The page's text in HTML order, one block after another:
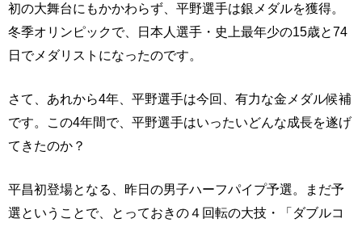
初の大舞台にもかかわらず、平野選手は銀メダルを獲得。
冬季オリンピックで、日本人選手・史上最年少の15歳と74
日でメダリストになったのです。
さて、あれから4年、平野選手は今回、有力な金メダル候補
です。この4年間で、平野選手はいったいどんな成長を遂げ
てきたのか？
平昌初登場となる、昨日の男子ハーフパイプ予選。まだ予
選ということで、とっておきの４回転の大技・「ダブルコ